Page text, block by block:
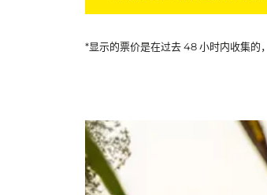
*显示的票价是在过去 48 小时内收集的